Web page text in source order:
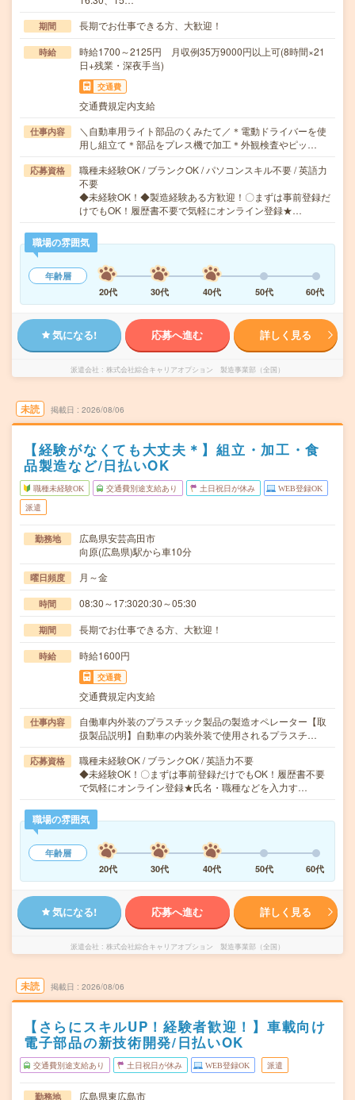
期間 長期でお仕事できる方、大歓迎！
時給
時給1700～2125円 月収例35万9000円以上可(8時間×21
日+残業・深夜手当)
交通費
交通費規定内支給
仕事内容
＼自動車用ライト部品のくみたて／＊電動ドライバーを使
用し組立て＊部品をプレス機で加工＊外観検査やピッ…
応募資格
職種未経験OK / ブランクOK / パソコンスキル不要 / 英語力
不要
◆未経験OK！◆製造経験ある方歓迎！〇まずは事前登録だ
けでもOK！履歴書不要で気軽にオンライン登録★…
職場の雰囲気
年齢層
20代
30代 40代 50代 60代
気になる! 応募へ進む 詳しく見る
派遣会社 株式会社綜合キャリアオプション 製造事業部（全国）
未読 掲載日 2026/08/06
【経験がなくても大丈夫＊】組立・加工・食
品製造など/日払いOK
職種未経験OK 交通費別途支給あり 土日祝日が休み WEB登録OK
派遣
勤務地
広島県安芸高田市
向原(広島県)駅から車10分
曜日頻度 月～金
時間 08:30～17:3020:30～05:30
期間 長期でお仕事できる方、大歓迎！
時給 時給1600円
交通費
交通費規定内支給
仕事内容
自働車内外装のプラスチック製品の製造オペレーター【取
扱製品説明】自動車の内装外装で使用されるプラスチ…
応募資格
職種未経験OK / ブランクOK / 英語力不要
◆未経験OK！〇まずは事前登録だけでもOK！履歴書不要
で気軽にオンライン登録★氏名・職種などを入力す…
職場の雰囲気
年齢層
20代
30代 40代 50代 60代
気になる! 応募へ進む 詳しく見る
派遣会社 株式会社綜合キャリアオプション 製造事業部（全国）
未読 掲載日 2026/08/06
【さらにスキルUP！経験者歓迎！】車載向け
電子部品の新技術開発/日払いOK
交通費別途支給あり 土日祝日が休み WEB登録OK 派遣
勤務地
広島県東広島市